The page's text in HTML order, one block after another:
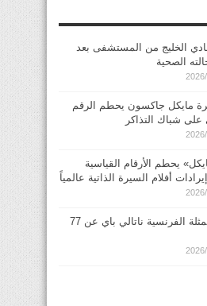
الخليج من المستشفى بعد
الصحية
مايكل جاكسون يحطم الرقم
على شباك التذاكر
يحطم الأرقام القياسية
أفلام السيرة الذاتية عالمياً
وفاة الممثلة الفرنسية ناتالي باي عن 77